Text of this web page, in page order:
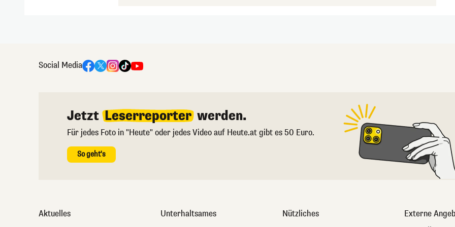
Social Media
Jetzt Leserreporter werden.
Für jedes Foto in "Heute" oder jedes Video auf Heute.at gibt es 50 Euro.
So geht's
Aktuelles
Unterhaltsames
Nützliches
Externe